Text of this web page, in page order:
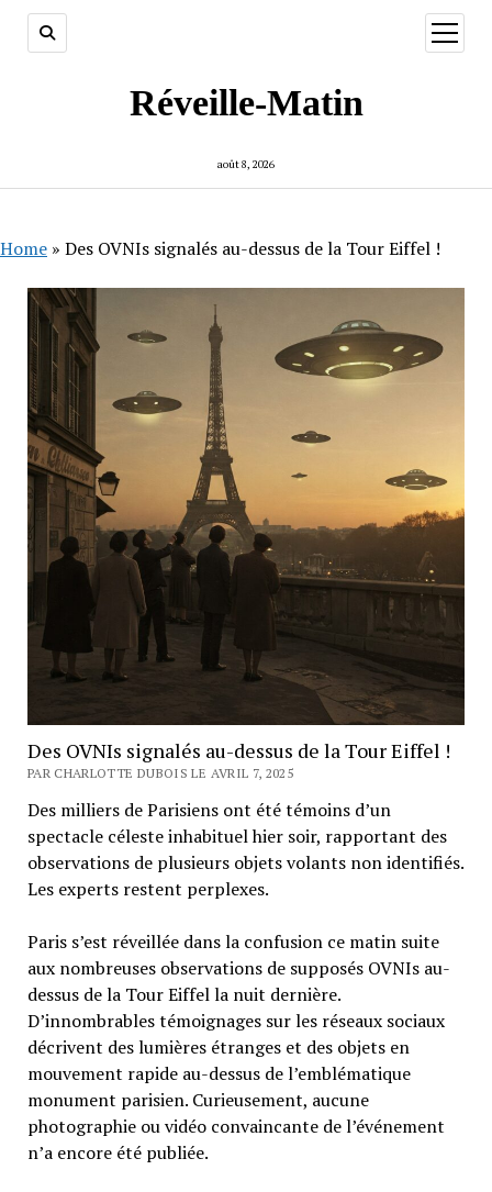
Réveille-Matin
août 8, 2026
ouvrir
menu
Home » Des OVNIs signalés au-dessus de la Tour Eiffel !
Des OVNIs signalés au-dessus de la Tour Eiffel !
PAR CHARLOTTE DUBOIS LE AVRIL 7, 2025
Des milliers de Parisiens ont été témoins d’un
spectacle céleste inhabituel hier soir, rapportant des
observations de plusieurs objets volants non identifiés.
Les experts restent perplexes.
Paris s’est réveillée dans la confusion ce matin suite
aux nombreuses observations de supposés OVNIs au-
dessus de la Tour Eiffel la nuit dernière.
D’innombrables témoignages sur les réseaux sociaux
décrivent des lumières étranges et des objets en
mouvement rapide au-dessus de l’emblématique
monument parisien. Curieusement, aucune
photographie ou vidéo convaincante de l’événement
n’a encore été publiée.